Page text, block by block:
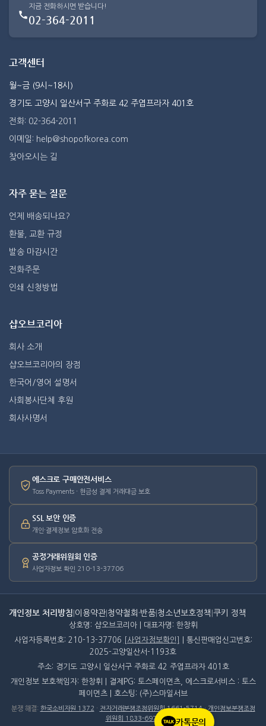
카톡문의
지금 전화하시면 받습니다!
02-364-2011
고객센터
월~금 (9시~18시)
경기도 고양시 일산서구 주화로 42 주엽프라자 401호
전화: 02-364-2011
이메일: help@shopofkorea.com
찾아오시는 길
자주 묻는 질문
언제 배송되나요?
환불, 교환 규정
발송 마감시간
전화주문
인쇄 신청방법
샵오브코리아
회사 소개
샵오브코리아의 장점
한국어/영어 설명서
사회봉사단체 후원
회사사명서
에스크로 구매안전서비스
Toss Payments · 현금성 결제 거래대금 보호
SSL 보안 인증
개인·결제정보 암호화 전송
공정거래위원회 인증
사업자정보 확인 210-13-37706
개인정보 처리방침 이용약관 청약철회·반품 청소년보호정책 쿠키 정책
상호명: 샵오브코리아 | 대표자명: 한창휘
사업자등록번호: 210-13-37706
[사업자정보확인]
| 통신판매업신고번호:
2025-고양일산서-1193호
주소: 경기도 고양시 일산서구 주화로 42 주엽프라자 401호
개인정보 보호책임자: 한창휘 | 결제PG: 토스페이먼츠, 에스크로서비스 : 토스
페이먼츠 | 호스팅: (주)스마일서브
분쟁 해결: 한국소비자원 1372 · 전자거래분쟁조정위원회 1661-5714·개인정보분쟁조정
위원회 1833-6972